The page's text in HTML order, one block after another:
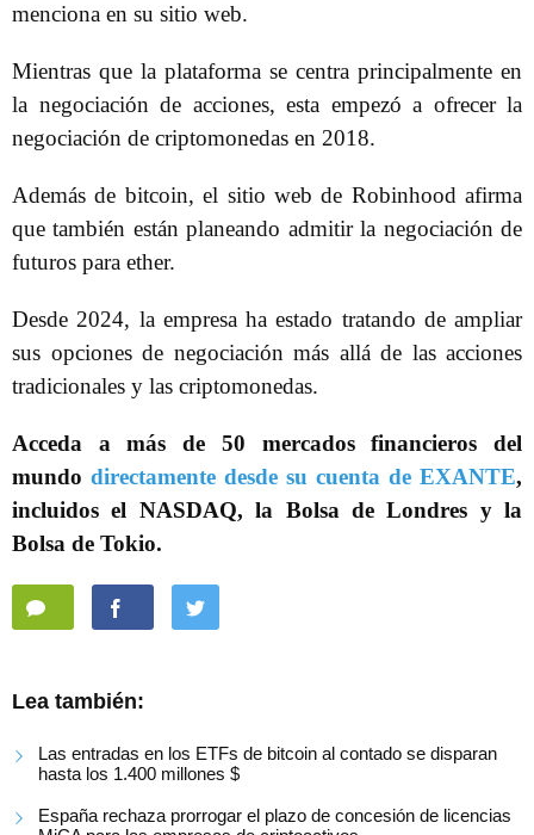
menciona en su sitio web.
Mientras que la plataforma se centra principalmente en
la negociación de acciones, esta empezó a ofrecer la
negociación de criptomonedas en 2018.
Además de bitcoin, el sitio web de Robinhood afirma
que también están planeando admitir la negociación de
futuros para ether.
Desde 2024, la empresa ha estado tratando de ampliar
sus opciones de negociación más allá de las acciones
tradicionales y las criptomonedas.
Acceda a más de 50 mercados financieros del
mundo directamente desde su cuenta de EXANTE,
incluidos el NASDAQ, la Bolsa de Londres y la
Bolsa de Tokio.
Lea también:
Las entradas en los ETFs de bitcoin al contado se disparan
hasta los 1.400 millones $
España rechaza prorrogar el plazo de concesión de licencias